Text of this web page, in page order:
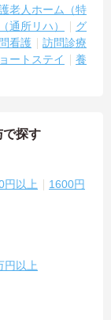
老人ホーム（特
通所リハ）
グ
看護
訪問診療
ートステイ
養
で探す
円以上
1600円
円以上